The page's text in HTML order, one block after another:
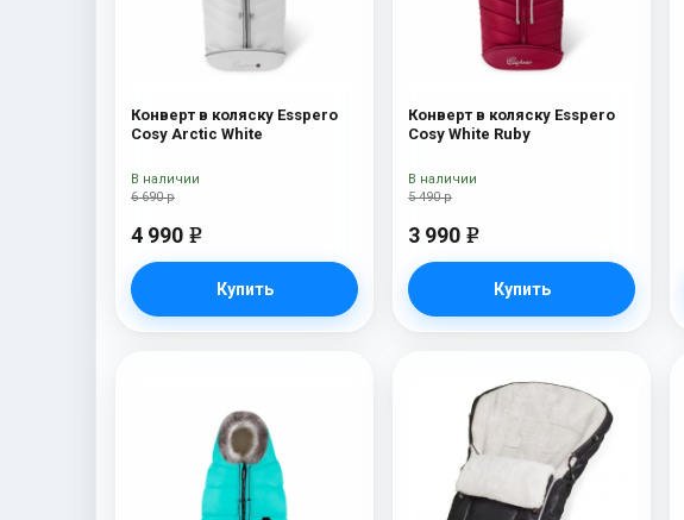
Конверт в коляску Esspero
Cosy Arctic White
6 690 р
4 990 e
Купить
В наличии
Конверт в коляску Esspero
Cosy White Ruby
5 490 р
3 990 e
Купить
В наличии